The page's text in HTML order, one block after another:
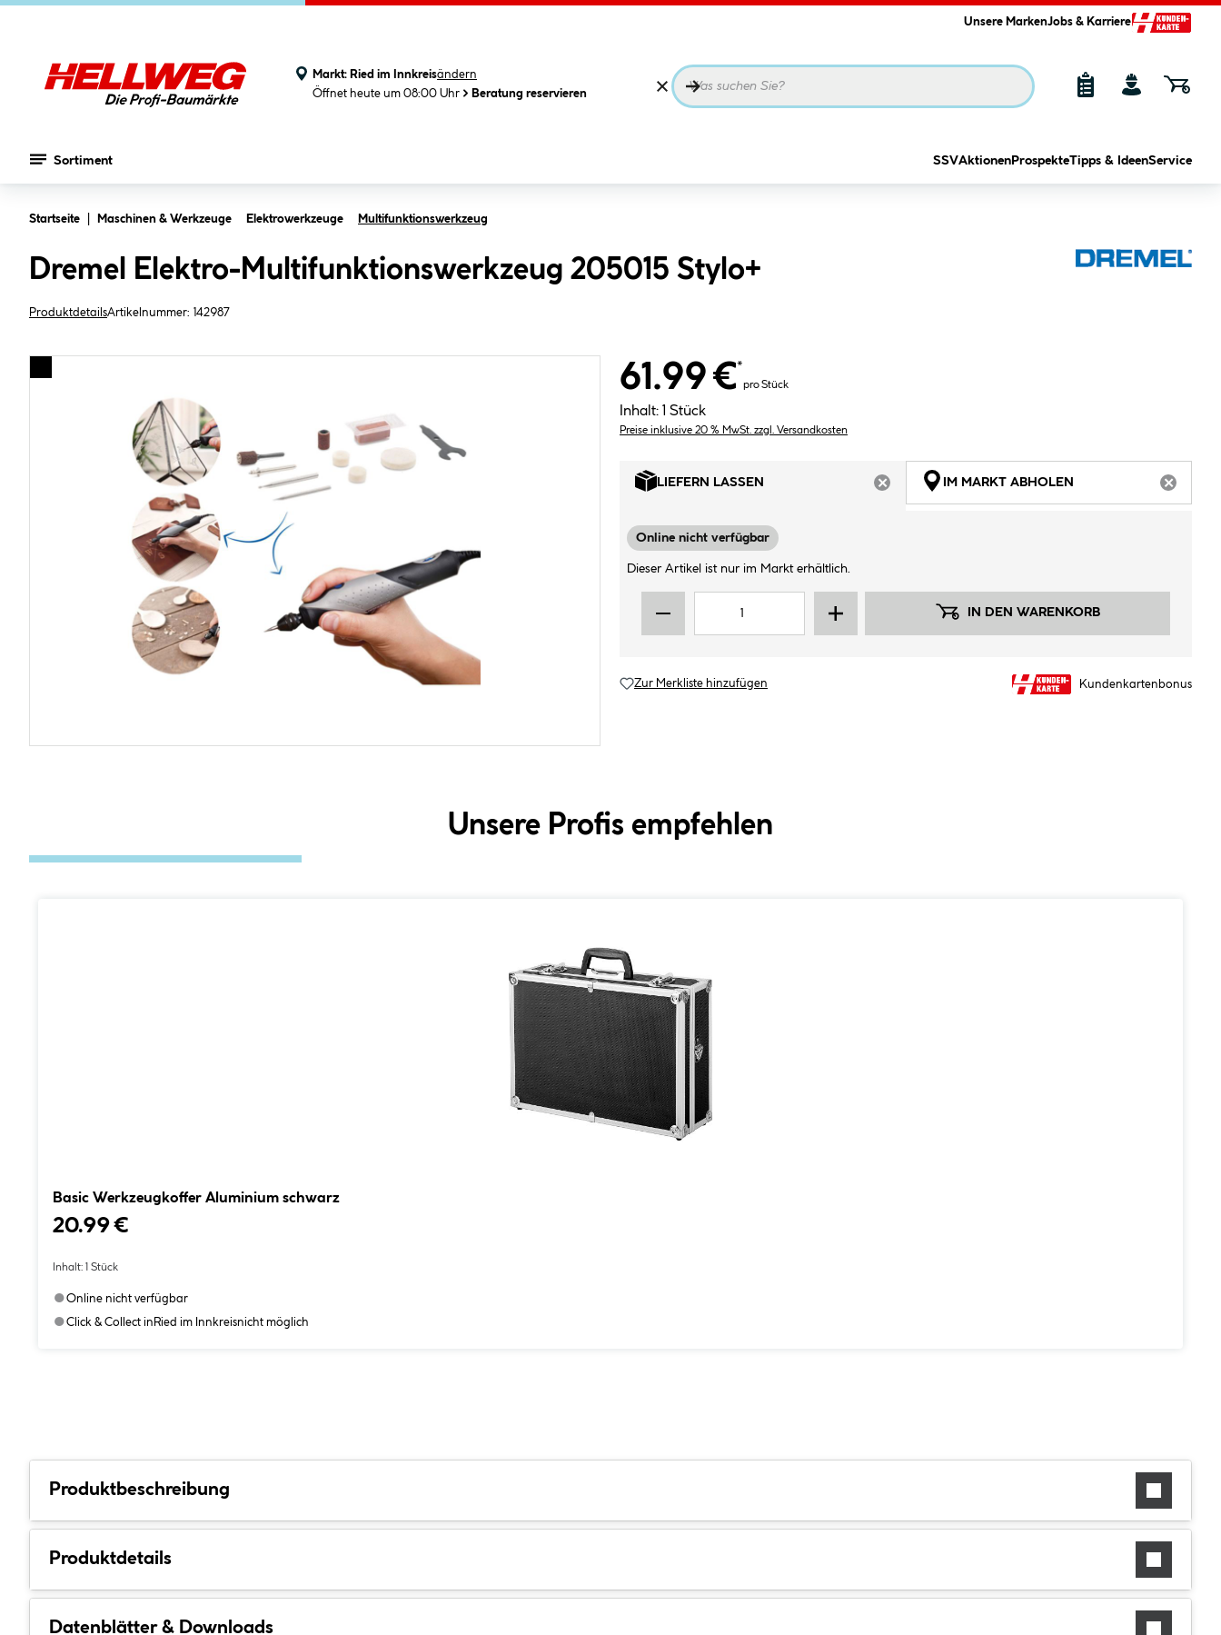
Unsere MarkenJobs & Karriere
Markt: Ried im Innkreisändern
Öffnet heute um 08:00 Uhr
Beratung reservieren
Sortiment SSVAktionen ProspekteTipps & IdeenService
Startseite Maschinen & Werkzeuge Elektrowerkzeuge Multifunktionswerkzeug
Dremel Elektro-Multifunktionswerkzeug 205015 Stylo+
ProduktdetailsArtikelnummer: 142987
61.99 €*
pro Stück
Inhalt: 1 Stück
Preise inklusive 20 % MwSt. zzgl. Versandkosten
LIEFERN LASSEN
ARTIKEL NICHT VERFÜGBAR
IM MARKT ABHOLEN
Online nicht verfügbar
Dieser Artikel ist nur im Markt erhältlich.
IN DEN WARENKORB
Zur Merkliste hinzufügen Kundenkartenbonus
Unsere Profis empfehlen
Basic Werkzeugkoffer Aluminium schwarz
20.99 €
Inhalt: 1 Stück
●Online nicht verfügbar
●Click & Collect in Ried im Innkreisnicht möglich
Produktbeschreibung
Produktdetails
Datenblätter & Downloads